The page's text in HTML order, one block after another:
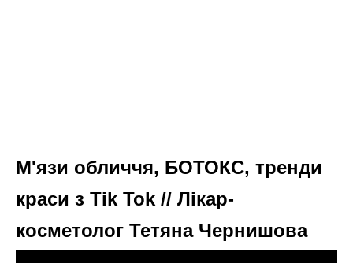
М'язи обличчя, БОТОКС, тренди
краси з Tik Tok // Лікар-
косметолог Тетяна Чернишова